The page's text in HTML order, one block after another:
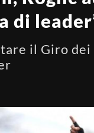
di
il Giro